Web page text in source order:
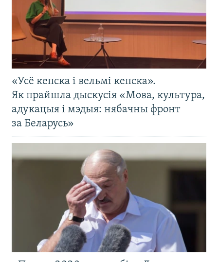
«Усё кепска і вельмі кепска».
Як прайшла дыскусія «Мова, культура,
адукацыя і мэдыя: нябачны фронт
за Беларусь»